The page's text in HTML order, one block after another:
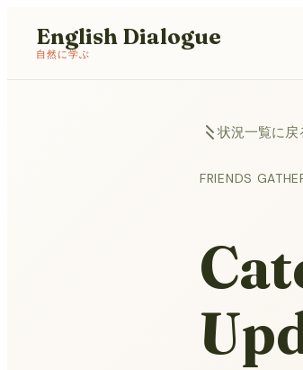
English Dialogue
自然に学ぶ
状況一覧に戻
FRIENDS